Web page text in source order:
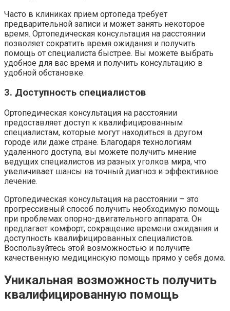
Часто в клиниках прием ортопеда требует
предварительной записи и может занять некоторое
время. Ортопедическая консультация на расстоянии
позволяет сократить время ожидания и получить
помощь от специалиста быстрее. Вы можете выбрать
удобное для вас время и получить консультацию в
удобной обстановке.
3. Доступность специалистов
Ортопедическая консультация на расстоянии
предоставляет доступ к квалифицированным
специалистам, которые могут находиться в другом
городе или даже стране. Благодаря технологиям
удаленного доступа, вы можете получить мнение
ведущих специалистов из разных уголков мира, что
увеличивает шансы на точный диагноз и эффективное
лечение.
Ортопедическая консультация на расстоянии – это
прогрессивный способ получить необходимую помощь
при проблемах опорно-двигательного аппарата. Он
предлагает комфорт, сокращение времени ожидания и
доступность квалифицированных специалистов.
Воспользуйтесь этой возможностью и получите
качественную медицинскую помощь прямо у себя дома.
Уникальная возможность получить
квалифицированную помощь